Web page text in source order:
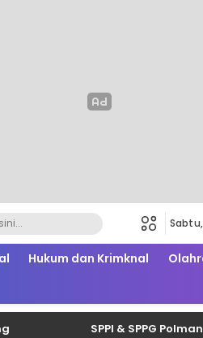
Hukum dan Krimknal
SPPI & SPPG Polman